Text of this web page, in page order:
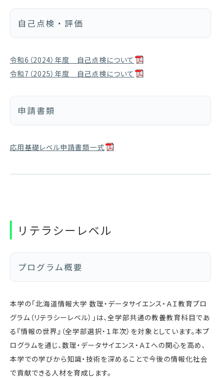
自己点検・評価
令和6（2024）年度 自己点検について
令和7（2025）年度 自己点検について
申請書類
応用基礎レベル申請書類一式
リテラシーレベル
プログラム概要
本学の「北海道情報大学 数理・データサイエンス・ＡＩ教育プロ
グラム（リテラシーレベル）」は、全学部共通の教養教育科目であ
る『情報の世界』（全学部選択・１年次）を対象としています。本プ
ログラムを通じ、数理・データサイエンス・ＡＩへの関心を高め、
本学での学びから知識・技術を深めることで今後の情報化社会
で貢献できる人材を育成します。